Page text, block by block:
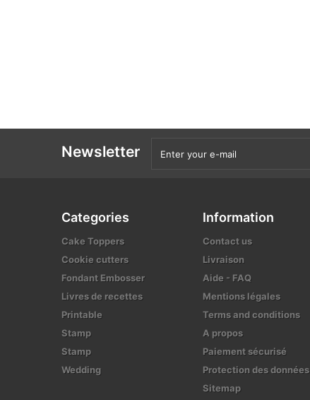
Newsletter
Categories
Cake Toppers
Cookie cutters
Fondant Embosser
Livres de recettes
Printable
Stamp
Stamp
Wedding
Information
Contact us
Livraison
Aide - FAQ
Mentions légales
Terms and conditions
A propos
Paiement sécurisé
Protection des données
Sitemap